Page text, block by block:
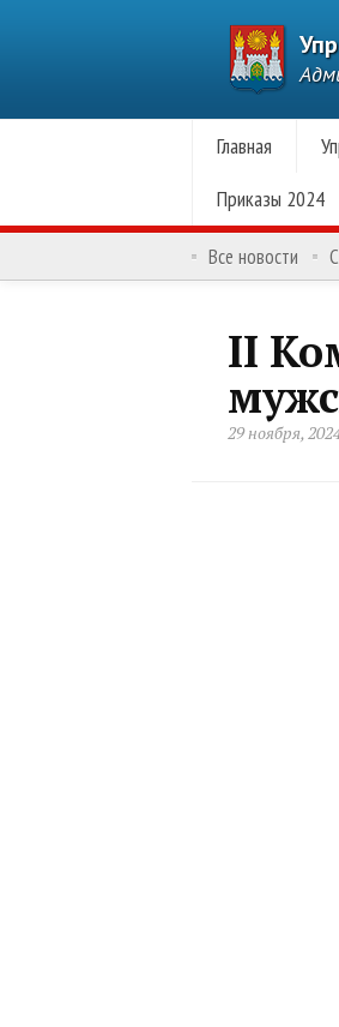
Главная
Приказы 2024
Все новости
II
29 ноября,